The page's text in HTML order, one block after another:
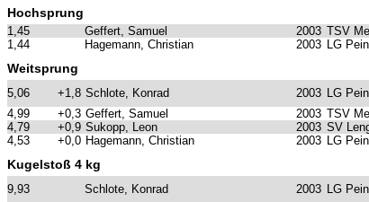
Hochsprung
1,45 Geffert, Samuel 2003 TSV
1,44
Hagemann, Christian 2003 LG
Weitsprung
5,06 +1,8 Schlote, Konrad 2003 LG
4,99
+0,3 Geffert, Samuel 2003 TSV
4,79
+0,9 Sukopp, Leon 2003 SV
4,53
+0,0 Hagemann, Christian 2003 LG
Kugelstoß 4 kg
9,93 Schlote, Konrad 2003 LG